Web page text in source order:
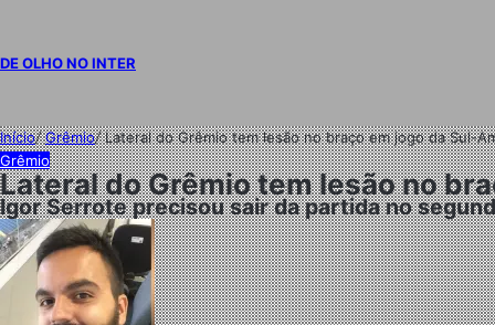
DE OLHO NO INTER
Início/Grêmio/Lateral do Grêmio tem lesão no braço em jogo da Sul-
Grêmio
Lateral do Grêmio tem lesão no
Igor Serrote precisou sair da partida no